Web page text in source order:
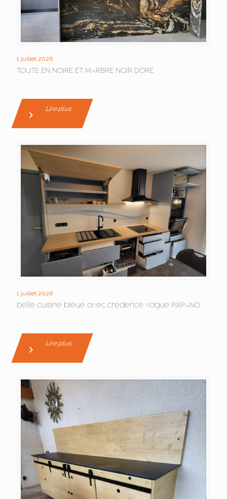
1 juillet 2026
TOUTE EN NOIRE ET MARBRE NOIR DORE
Lire plus
1 juillet 2026
belle cuisine bleue avec credence vague PIXPANO
Lire plus